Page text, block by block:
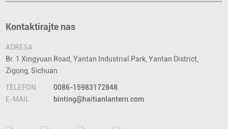
Kontaktirajte nas
ADRESA
Br. 1 Xingyuan Road, Yantan Industrial Park, Yantan District,
Zigong, Sichuan
TELEFON
0086-15983172848
E-MAIL
binting@haitianlantern.com